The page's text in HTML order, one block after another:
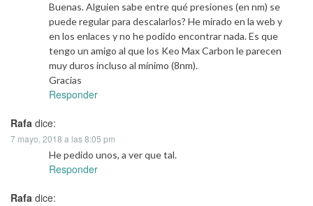
Buenas. Alguien sabe entre qué presiones (en nm) se
puede regular para descalarlos? He mirado en la web y
en los enlaces y no he podido encontrar nada. Es que
tengo un amigo al que los Keo Max Carbon le parecen
muy duros incluso al mínimo (8nm).
Gracias
Responder
Rafa dice:
7 mayo, 2018 a las 8:05 pm
He pedido unos, a ver que tal.
Responder
Rafa dice: